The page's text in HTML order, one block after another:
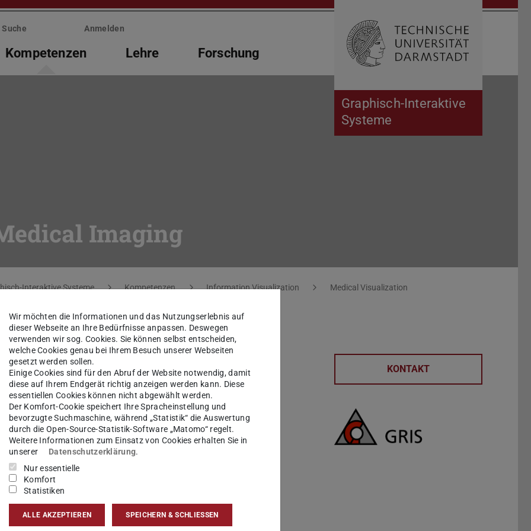
Graphisch-Interaktive
Systeme
Suche Anmelden
Kompetenzen Lehre Forschung Suche öffnen
Imaging
Interaktive Systeme Kompetenzen Information Visualization
Medical Visualization
medical imagingto learning theory for building
for different medical imaging tasks.
related to several lectures, projects, as well
Imaging explained
medical image analysis problems. It is seen
A clear understanding of the
KONTAKT
Wir möchten die Informationen und das Nutzungserlebnis auf
dieser Webseite an Ihre Bedürfnisse anpassen. Deswegen
verwenden wir sog. Cookies. Sie können selbst entscheiden,
welche Cookies genau bei Ihrem Besuch unserer Webseiten
gesetzt werden sollen.
Einige Cookies sind für den Abruf der Website notwendig, damit
diese auf Ihrem Endgerät richtig anzeigen werden kann. Diese
essentiellen Cookies können nicht abgewählt werden.
Der Komfort-Cookie speichert Ihre Spracheinstellung und
bevorzugte Suchmaschine, während „Statistik“ die Auswertung
durch die Open-Source-Statistik-Software „Matomo“ regelt.
Weitere Informationen zum Einsatz von Cookies erhalten Sie in
unserer
Datenschutzerklärung.
Nur essentielle
Komfort
Statistiken
ALLE AKZEPTIEREN SPEICHERN & SCHLIESSEN